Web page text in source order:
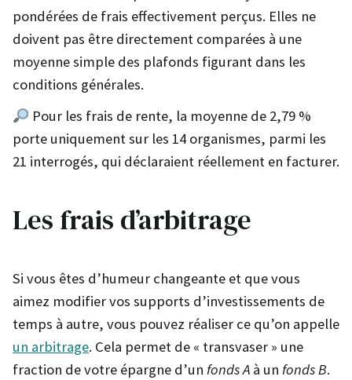
pondérées de frais effectivement perçus. Elles ne
doivent pas être directement comparées à une
moyenne simple des plafonds figurant dans les
conditions générales.
Pour les frais de rente, la moyenne de 2,79 %
porte uniquement sur les 14 organismes, parmi les
21 interrogés, qui déclaraient réellement en facturer.
Les frais d’arbitrage
Si vous êtes d’humeur changeante et que vous
aimez modifier vos supports d’investissements de
temps à autre, vous pouvez réaliser ce qu’on appelle
un arbitrage. Cela permet de « transvaser » une
fraction de votre épargne d’un fonds A à un fonds B.